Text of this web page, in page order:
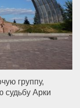
группу,
судьбу Арки